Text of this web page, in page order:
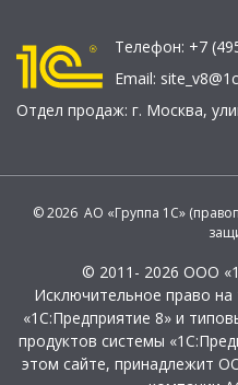
Телефон: +7
Email:
Отдел продаж: г. Москва,
© 2026 АО «Группа 1С»
© 2011- 2026 ООО
Исключительное право
«1С:Предприятие 8» и
продуктов системы
этом сайте, принадлежит